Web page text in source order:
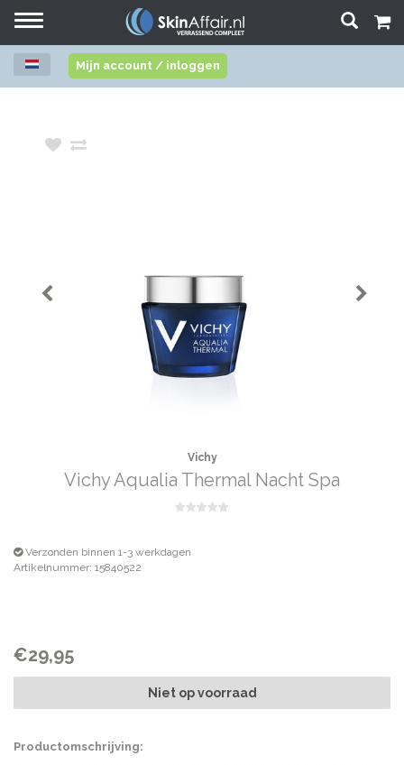
Toggle
Mijn account / inloggen
Vichy
Vichy Aqualia Thermal Nacht Spa
Verzonden binnen 1-3 werkdagen
Artikelnummer: 15840522
€29,95
Niet op voorraad
Productomschrijving: